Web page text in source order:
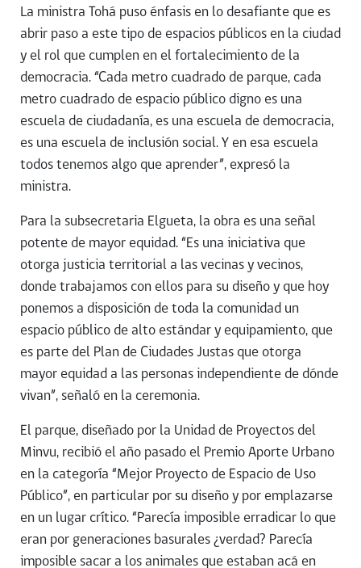
La ministra Tohá puso énfasis en lo desafiante que es
abrir paso a este tipo de espacios públicos en la ciudad
y el rol que cumplen en el fortalecimiento de la
democracia. “Cada metro cuadrado de parque, cada
metro cuadrado de espacio público digno es una
escuela de ciudadanía, es una escuela de democracia,
es una escuela de inclusión social. Y en esa escuela
todos tenemos algo que aprender”, expresó la
ministra.
Para la subsecretaria Elgueta, la obra es una señal
potente de mayor equidad. “Es una iniciativa que
otorga justicia territorial a las vecinas y vecinos,
donde trabajamos con ellos para su diseño y que hoy
ponemos a disposición de toda la comunidad un
espacio público de alto estándar y equipamiento, que
es parte del Plan de Ciudades Justas que otorga
mayor equidad a las personas independiente de dónde
vivan”, señaló en la ceremonia.
El parque, diseñado por la Unidad de Proyectos del
Minvu, recibió el año pasado el Premio Aporte Urbano
en la categoría “Mejor Proyecto de Espacio de Uso
Público”, en particular por su diseño y por emplazarse
en un lugar crítico. “Parecía imposible erradicar lo que
eran por generaciones basurales ¿verdad? Parecía
imposible sacar a los animales que estaban acá en